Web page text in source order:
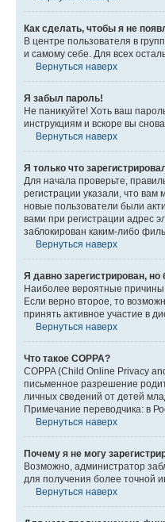
Как сделать, чтобы я не
В центре пользователя в
и самому себе. Для всех
Вернуться наверх
Я забыл пароль!
Не паникуйте! Хоть ваш
инструкциям и вскоре вы
Вернуться наверх
Я только что
Для начала проверьте,
регистрации указали, что
новые пользователи были
вами при регистрации адрес
заблокирован каким-либо
Вернуться наверх
Я давно зарегистрирован,
Наиболее вероятные
Если верно второе, то
принять активное участие в
Вернуться наверх
Что такое COPPA?
COPPA (Child Online Privacy
письменное разрешение
личных сведений от детей
Примечание переводчика: в
Вернуться наверх
Почему я не могу
Возможно, администратор
для получения более точной
Вернуться наверх